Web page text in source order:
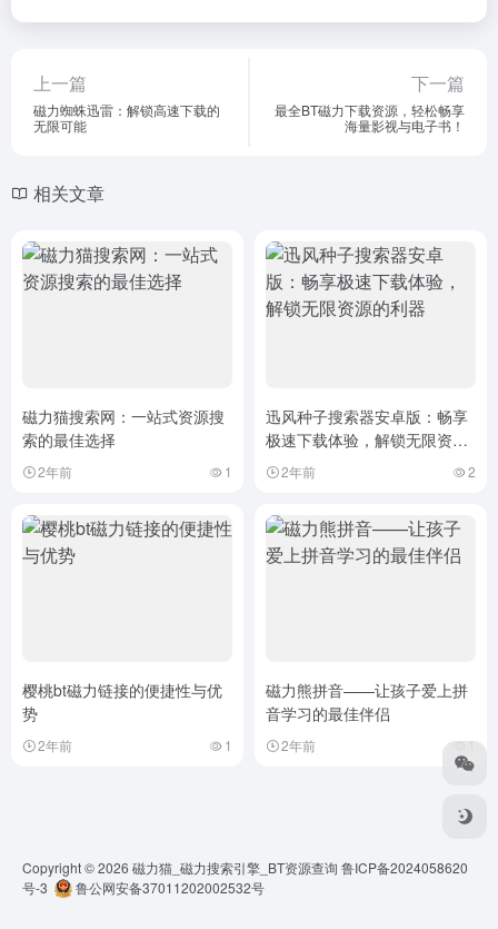
上一篇
磁力蜘蛛迅雷：解锁高速下载的
无限可能
下一篇
最全BT磁力下载资源，轻松畅享
海量影视与电子书！
相关文章
磁力猫搜索网：一站式资源搜
索的最佳选择
2年前 1
迅风种子搜索器安卓版：畅享
极速下载体验，解锁无限资源
的利器
2年前 2
樱桃bt磁力链接的便捷性与优
势
2年前 1
磁力熊拼音——让孩子爱上拼
音学习的最佳伴侣
2年前 1
Copyright © 2026 磁力猫_磁力搜索引擎_BT资源查询 鲁ICP备2024058620
号-3
鲁公网安备37011202002532号